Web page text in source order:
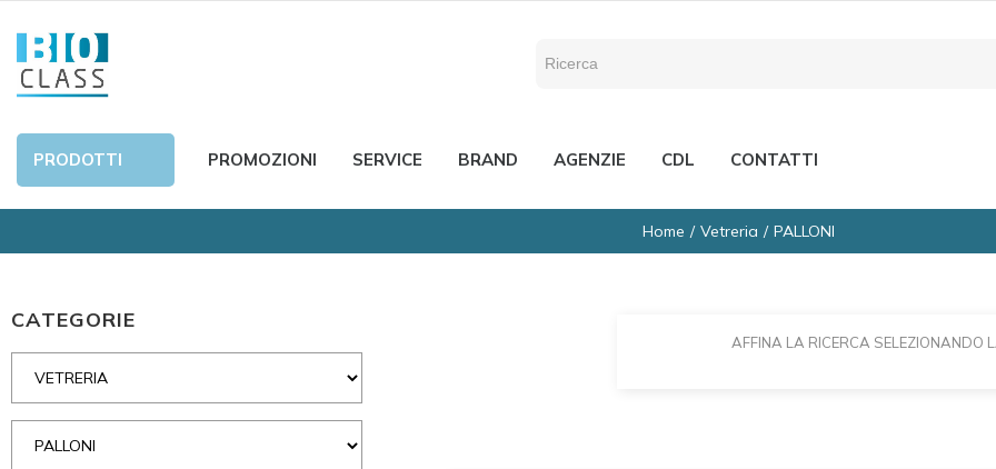
PRODOTTI PROMOZIONI SERVICE BRAND AGENZIE CDL CONTATTI
Home Vetreria PALLONI
CATEGORIE
AFFINA LA RICERCA SELEZIONANDO